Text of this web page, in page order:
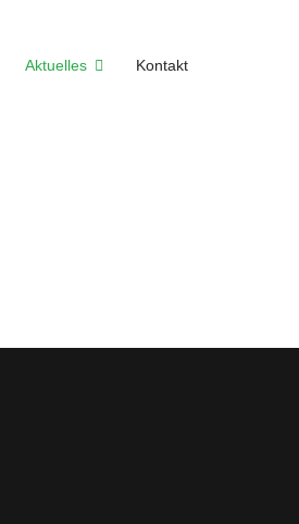
Aktuelles Kontakt